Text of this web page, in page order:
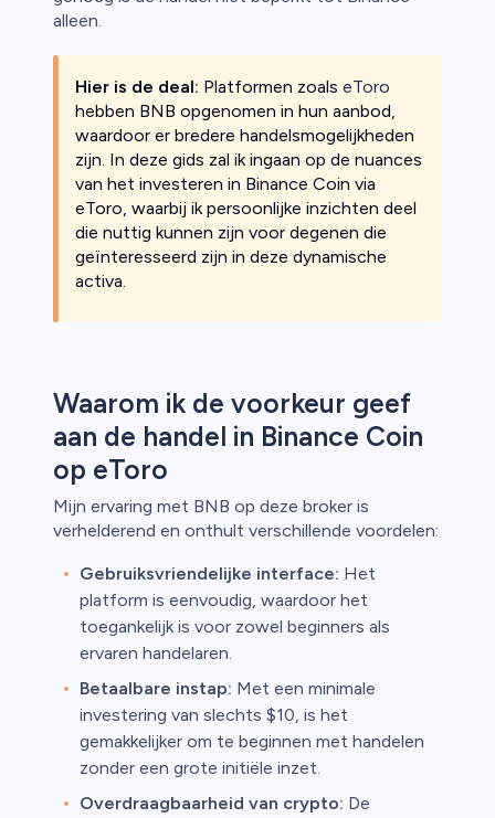
alleen.
Hier is de deal: Platformen zoals eToro
hebben BNB opgenomen in hun aanbod,
waardoor er bredere handelsmogelijkheden
zijn. In deze gids zal ik ingaan op de nuances
van het investeren in Binance Coin via
eToro, waarbij ik persoonlijke inzichten deel
die nuttig kunnen zijn voor degenen die
geïnteresseerd zijn in deze dynamische
activa.
Waarom ik de voorkeur geef
aan de handel in Binance Coin
op eToro
Mijn ervaring met BNB op deze broker is
verhelderend en onthult verschillende voordelen:
Gebruiksvriendelijke interface: Het
platform is eenvoudig, waardoor het
toegankelijk is voor zowel beginners als
ervaren handelaren.
Betaalbare instap: Met een minimale
investering van slechts $10, is het
gemakkelijker om te beginnen met handelen
zonder een grote initiële inzet.
Overdraagbaarheid van crypto: De
van
rekenen